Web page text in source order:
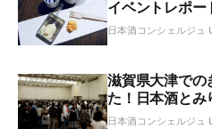
イベントレポー
日本酒コンシェルジュ
滋賀県大津での
た！日本酒とみ
日本酒コンシェルジュ